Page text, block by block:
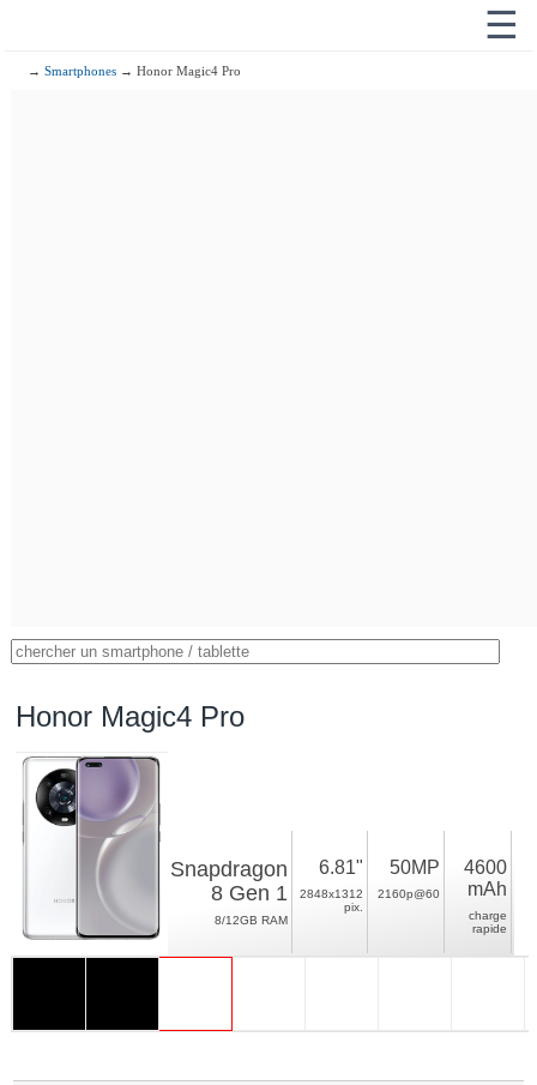
☰
→Smartphones → Honor Magic4 Pro
Honor Magic4 Pro
Snapdragon
8 Gen 1
8/12GB RAM
6.81"
2848x1312
pix.
50MP
2160p@60
4600
mAh
charge
rapide